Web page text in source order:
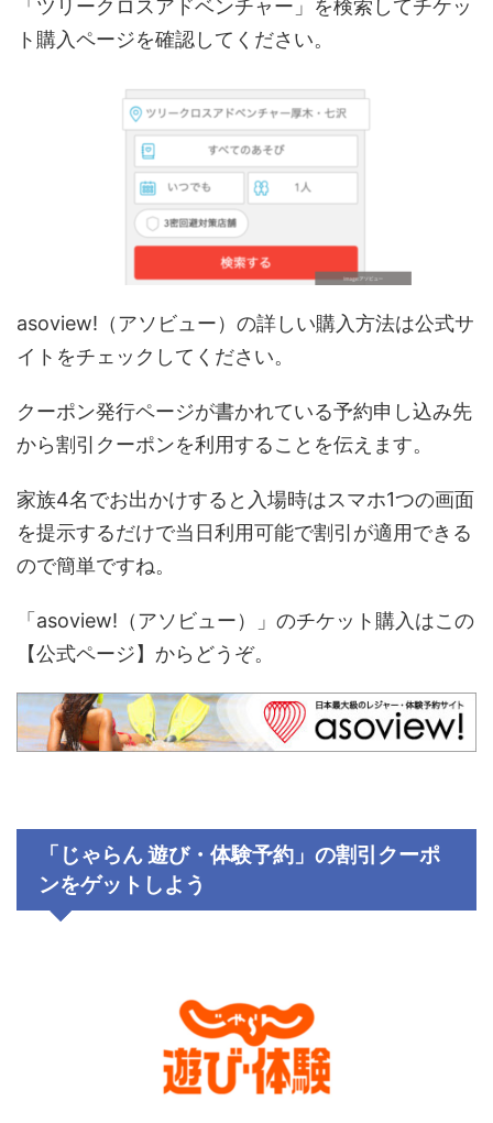
「ツリークロスアドベンチャー」を検索してチケッ
ト購入ページを確認してください。
asoview!（アソビュー）の詳しい購入方法は公式サ
イトをチェックしてください。
クーポン発行ページが書かれている予約申し込み先
から割引クーポンを利用することを伝えます。
家族4名でお出かけすると入場時はスマホ1つの画面
を提示するだけで当日利用可能で割引が適用できる
ので簡単ですね。
「asoview!（アソビュー）」のチケット購入はこの
【公式ページ】からどうぞ。
「じゃらん 遊び・体験予約」の割引クーポ
ンをゲットしよう